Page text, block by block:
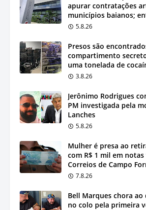
apurar contratações
municípios baianos;
5.8.26
Presos são
compartimento
uma tonelada de
3.8.26
Jerônimo Rodrigues
PM investigada pela
Lanches
5.8.26
Mulher é presa ao
com R$ 1 mil em
Correios de Campo
7.8.26
Bell Marques chora ao
no colo pela primeira